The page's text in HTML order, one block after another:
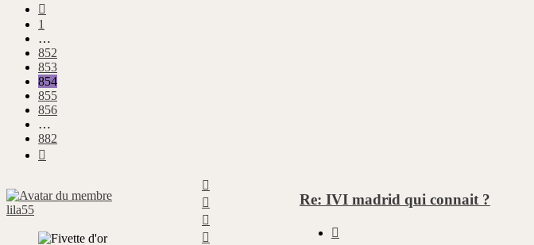
1
…
852
853
854
855
856
…
882
lila55
Re: IVI madrid qui connait ?